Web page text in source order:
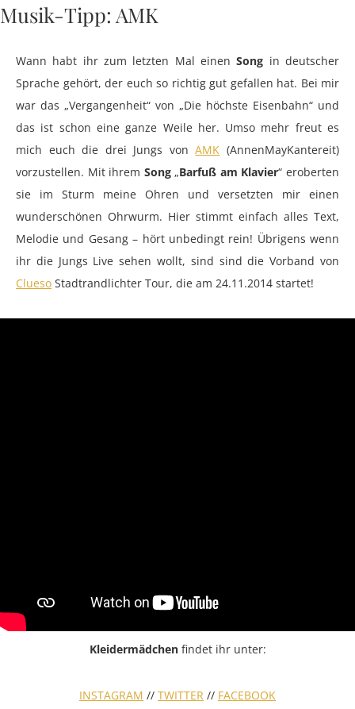
Musik-Tipp: AMK
Wann habt ihr zum letzten Mal einenSong in deutscher
Sprache gehört, der euch so richtig gut gefallen hat. Bei mir
war das „Vergangenheit“ von „Die höchste Eisenbahn“ und
das ist schon eine ganze Weile her. Umso mehr freut es
mich euch die drei Jungs vonAMK (AnnenMayKantereit)
vorzustellen. Mit ihrem Song„Barfuß am Klavier“ eroberten
sie im Sturm meine Ohren und versetzten mir einen
wunderschönen Ohrwurm. Hier stimmt einfach alles Text,
Melodie und Gesang – hört unbedingt rein! Übrigens wenn
ihr die Jungs Live sehen wollt, sind sind die Vorband von
Clueso Stadtrandlichter Tour, die am 24.11.2014 startet!
Kleidermädchenfindet ihr unter:
INSTAGRAM // TWITTER // FACEBOOK